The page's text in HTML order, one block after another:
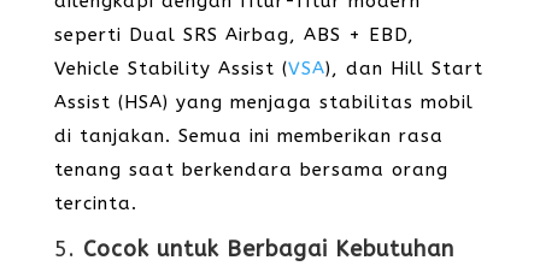
seperti Dual SRS Airbag, ABS + EBD,
Vehicle Stability Assist (VSA), dan Hill Start
Assist (HSA) yang menjaga stabilitas mobil
di tanjakan. Semua ini memberikan rasa
tenang saat berkendara bersama orang
tercinta.
5. Cocok untuk Berbagai Kebutuhan